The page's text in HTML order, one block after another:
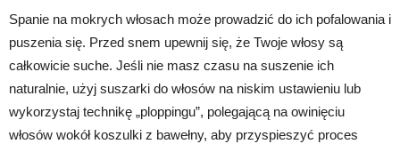
Spanie na mokrych włosach może prowadzić do ich pofalowania i
puszenia się. Przed snem upewnij się, że Twoje włosy są
całkowicie suche. Jeśli nie masz czasu na suszenie ich
naturalnie, użyj suszarki do włosów na niskim ustawieniu lub
wykorzystaj technikę „ploppingu”, polegającą na owinięciu
włosów wokół koszulki z bawełny, aby przyspieszyć proces